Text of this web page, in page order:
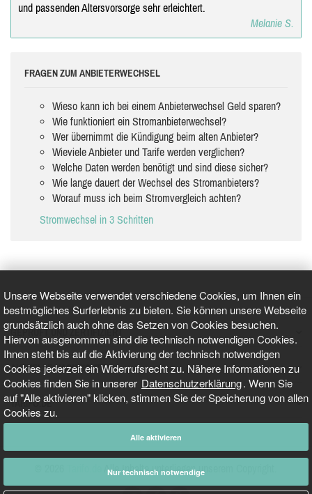
Unsere Webseite verwendet verschiedene Cookies, um Ihnen ein
bestmögliches Surferlebnis zu bieten. Sie können unsere Webseite
grundsätzlich auch ohne das Setzen von Cookies besuchen.
Hiervon ausgenommen sind die technisch notwendigen Cookies.
Ihnen steht bis auf die Aktivierung der technisch notwendigen
Cookies jederzeit ein Widerrufsrecht zu. Nähere Informationen zu
Cookies finden Sie in unserer Datenschutzerklärung. Wenn Sie
auf "Alle aktivieren" klicken, stimmen Sie der Speicherung von allen
Cookies zu.
Alle aktivieren
Nur technisch notwendige
und passenden Altersvorsorge sehr erleichtert.
Melanie S.
FRAGEN ZUM ANBIETERWECHSEL
Wieso kann ich bei einem Anbieterwechsel Geld sparen?
Wie funktioniert ein Stromanbieterwechsel?
Wer übernimmt die Kündigung beim alten Anbieter?
Wieviele Anbieter und Tarife werden verglichen?
Welche Daten werden benötigt und sind diese sicher?
Wie lange dauert der Wechsel des Stromanbieters?
Worauf muss ich beim Stromvergleich achten?
Stromwechsel in 3 Schritten
GEPRÜFT UND ZERTIFIZIERT
AKTUELLE NACHRICHTEN
TARIFO.DE
Alle Inhalte unterliegen unserem Copyright.